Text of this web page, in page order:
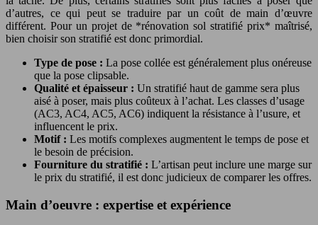
d’autres, ce qui peut se traduire par un coût de main d’œuvre
différent. Pour un projet de *rénovation sol stratifié prix* maîtrisé,
bien choisir son stratifié est donc primordial.
Type de pose : La pose collée est généralement plus onéreuse
que la pose clipsable.
Qualité et épaisseur : Un stratifié haut de gamme sera plus
aisé à poser, mais plus coûteux à l’achat. Les classes d’usage
(AC3, AC4, AC5, AC6) indiquent la résistance à l’usure, et
influencent le prix.
Motif : Les motifs complexes augmentent le temps de pose et
le besoin de précision.
Fourniture du stratifié : L’artisan peut inclure une marge sur
le prix du stratifié, il est donc judicieux de comparer les offres.
Main d’oeuvre : expertise et expérience